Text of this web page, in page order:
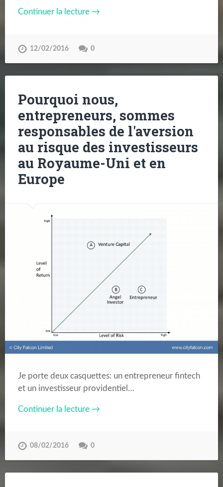
Continuer la lecture →
12/02/2016 0
Pourquoi nous,
entrepreneurs, sommes
responsables de l'aversion
au risque des investisseurs
au Royaume-Uni et en
Europe
Je porte deux casquettes: un entrepreneur fintech
et un investisseur providentiel…
Continuer la lecture →
08/02/2016 0